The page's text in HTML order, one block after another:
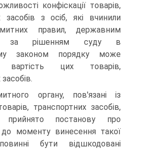
конфіскації товарів,
засобів з осіб, які вчинили
правил, державним
за рішенням суду в
законом порядку може
вартість цих товарів,
органу, пов'язані із
транспортних засобів,
постанову про
до моменту винесення такої
бути відшкодовані